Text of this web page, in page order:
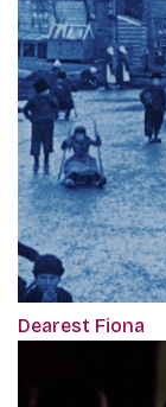
Dearest Fiona